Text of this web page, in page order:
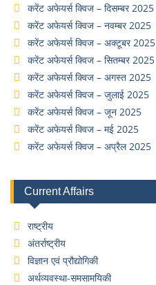
करेंट अफेयर्स क्विज – दिसम्बर 2025
करेंट अफेयर्स क्विज – नवम्बर 2025
करेंट अफेयर्स क्विज – अक्टूबर 2025
करेंट अफेयर्स क्विज – सितम्बर 2025
करेंट अफेयर्स क्विज – अगस्त 2025
करेंट अफेयर्स क्विज – जुलाई 2025
करेंट अफेयर्स क्विज – जून 2025
करेंट अफेयर्स क्विज – मई 2025
करेंट अफेयर्स क्विज – अप्रैल 2025
Current Affairs
राष्ट्रीय
अंतर्राष्ट्रीय
विज्ञान एवं प्रौद्योगिकी
अर्थव्यवस्था-समसामयिकी